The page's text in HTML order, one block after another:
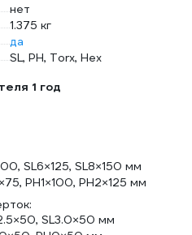
нет
1.375 кг
да
SL, PH, Torx, Hex
1 год
SL6×125, SL8×150 мм
PH1×100, PH2×125 мм
SL3.0×50 мм